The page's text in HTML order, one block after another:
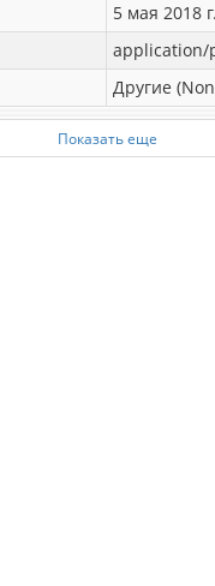
5 мая 2018
application/
Другие
Показать еще